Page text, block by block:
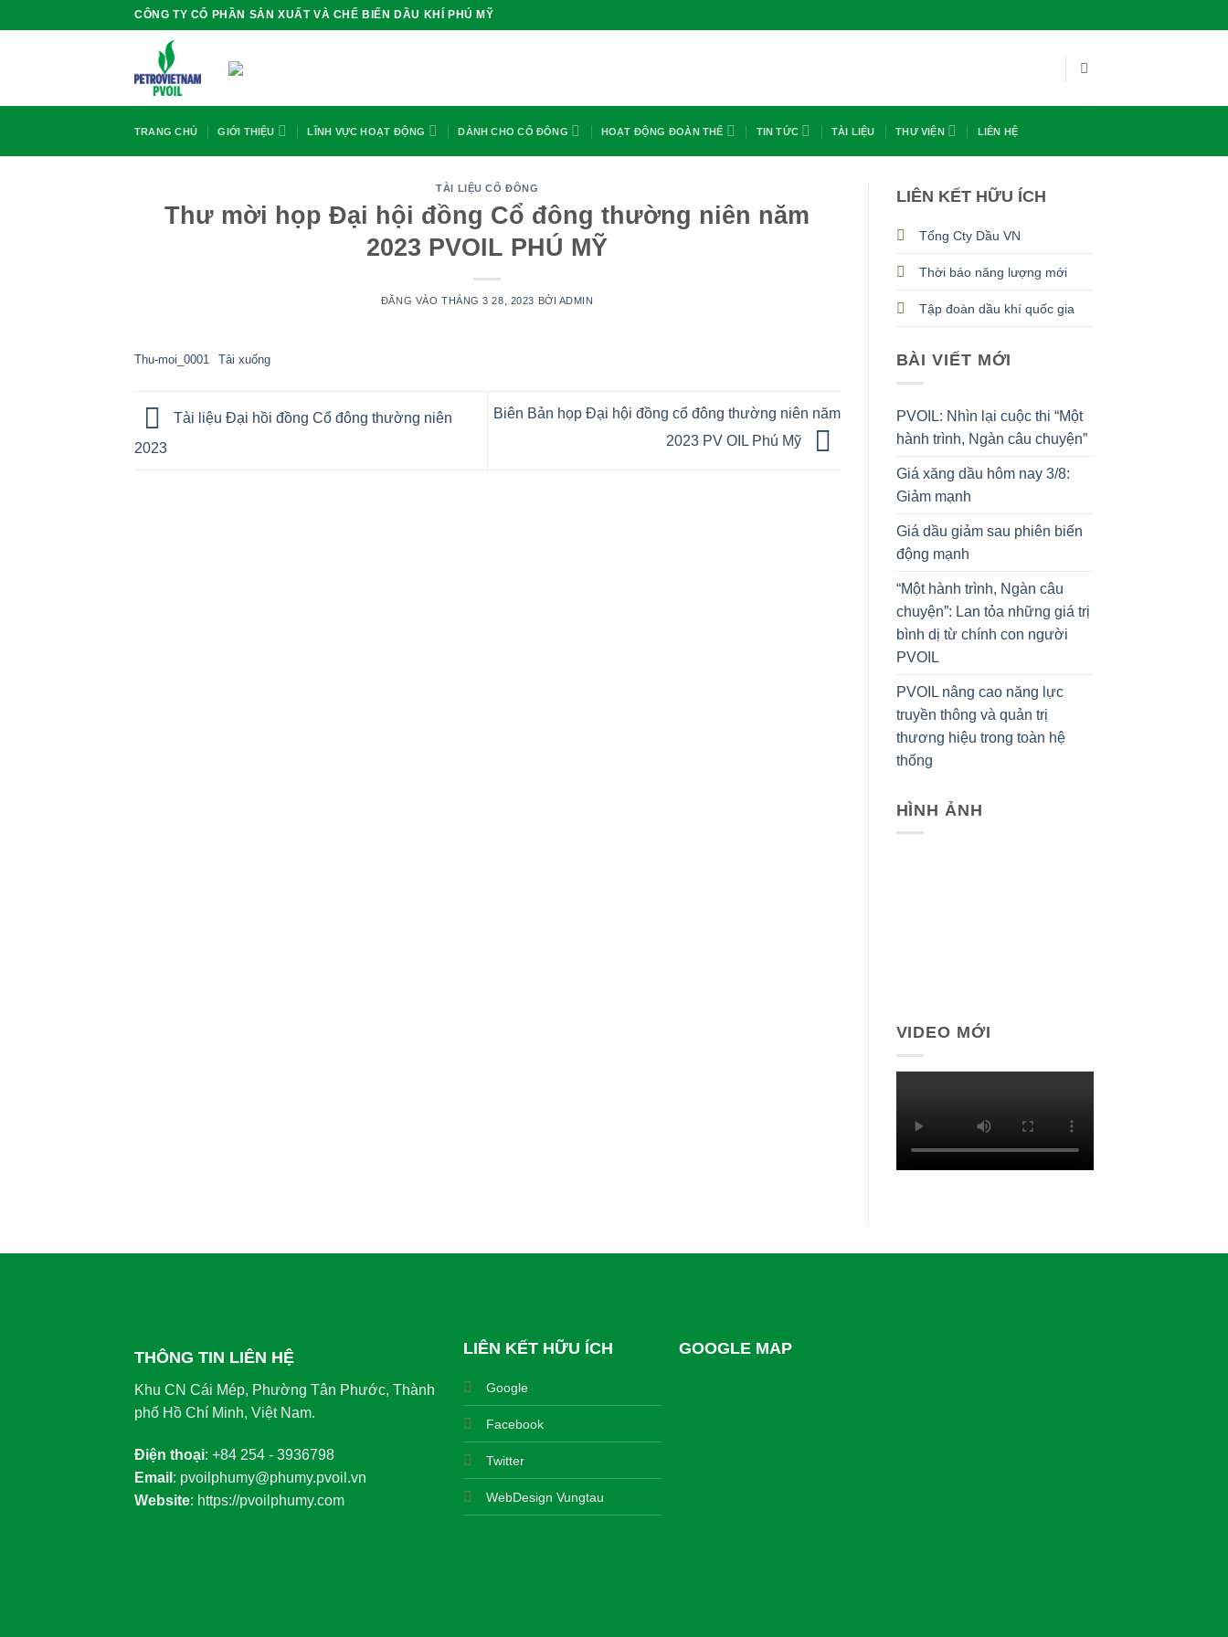
qua
CÔNG TY CỔ PHẦN SẢN XUẤT VÀ CHẾ BIẾN DẦU KHÍ PHÚ MỸ
TRANG CHỦ GIỚI THIỆU LĨNH VỰC HOẠT ĐỘNG DÀNH CHO CỔ ĐÔNG HOẠT ĐỘNG ĐOÀN THỂ TIN TỨC TÀI LIỆU THƯ VIỆN LIÊN HỆ
TÀI LIỆU CỔ ĐÔNG
Thư mời họp Đại hội đồng Cổ đông thường niên năm
2023 PVOIL PHÚ MỸ
ĐĂNG VÀO THÁNG 3 28, 2023 BỞI ADMIN
Thu-moi_0001 Tải xuống
Tài liệu Đại hồi đồng Cổ đông thường niên
2023
Biên Bản họp Đại hội đồng cổ đông thường niên năm
2023 PV OIL Phú Mỹ
LIÊN KẾT HỮU ÍCH
Tổng Cty Dầu VN
Thời báo năng lượng mới
Tập đoàn dầu khí quốc gia
BÀI VIẾT MỚI
PVOIL: Nhìn lại cuộc thi “Một
hành trình, Ngàn câu chuyện”
Giá xăng dầu hôm nay 3/8:
Giảm mạnh
Giá dầu giảm sau phiên biến
động mạnh
“Một hành trình, Ngàn câu
chuyện”: Lan tỏa những giá trị
bình dị từ chính con người
PVOIL
PVOIL nâng cao năng lực
truyền thông và quản trị
thương hiệu trong toàn hệ
thống
HÌNH ẢNH
VIDEO MỚI
THÔNG TIN LIÊN HỆ
Khu CN Cái Mép, Phường Tân Phước, Thành
phố Hồ Chí Minh, Việt Nam.
Điện thoại: +84 254 - 3936798
Email : pvoilphumy@phumy.pvoil.vn
Website: https://pvoilphumy.com
LIÊN KẾT HỮU ÍCH
Google
Facebook
Twitter
WebDesign Vungtau
GOOGLE MAP